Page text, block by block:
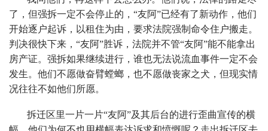
了，但强拆一定不会停止的，“友阿”已经有了新动作，他们
开始逐户起诉，以租住为由，要求法院强制命令住户搬走。
判决很快下来，“友阿”胜诉，法院并不管“友阿”能不能拿出
房产证。强拆如果继续进行，谁也无法说流血事件一定不会
发生。他们不愿做奋臂螳螂，也不愿做丧家之犬，但现实情
况往往不如他们所愿。
拆迁区里一片一片“友阿”及其后台的进行歪曲宣传的横